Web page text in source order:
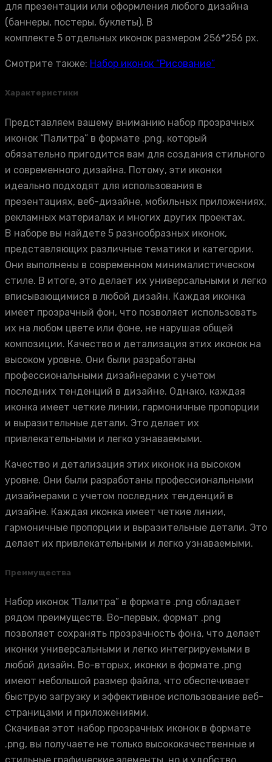
для презентации или оформления любого дизайна
(баннеры, постеры, буклеты). В
комплекте 5 отдельных иконок размером 256*256 px.
Смотрите также: Набор иконок “Рисование”
Характеристики
Представляем вашему вниманию набор прозрачных
иконок “Палитра” в формате .png, который
обязательно пригодится вам для создания стильного
и современного дизайна. Потому, эти иконки
идеально подходят для использования в
презентациях, веб-дизайне, мобильных приложениях,
рекламных материалах и многих других проектах.
В наборе вы найдете 5 разнообразных иконок,
представляющих различные тематики и категории.
Они выполнены в современном минималистическом
стиле. В итоге, это делает их универсальными и легко
вписывающимися в любой дизайн. Каждая иконка
имеет прозрачный фон, что позволяет использовать
их на любом цвете или фоне, не нарушая общей
композиции. Качество и детализация этих иконок на
высоком уровне. Они были разработаны
профессиональными дизайнерами с учетом
последних тенденций в дизайне. Однако, каждая
иконка имеет четкие линии, гармоничные пропорции
и выразительные детали. Это делает их
привлекательными и легко узнаваемыми.
Качество и детализация этих иконок на высоком
уровне. Они были разработаны профессиональными
дизайнерами с учетом последних тенденций в
дизайне. Каждая иконка имеет четкие линии,
гармоничные пропорции и выразительные детали. Это
делает их привлекательными и легко узнаваемыми.
Преимущества
Набор иконок “Палитра” в формате .png обладает
рядом преимуществ. Во-первых, формат .png
позволяет сохранять прозрачность фона, что делает
иконки универсальными и легко интегрируемыми в
любой дизайн. Во-вторых, иконки в формате .png
имеют небольшой размер файла, что обеспечивает
быструю загрузку и эффективное использование веб-
страницами и приложениями.
Скачивая этот набор прозрачных иконок в формате
.png, вы получаете не только высококачественные и